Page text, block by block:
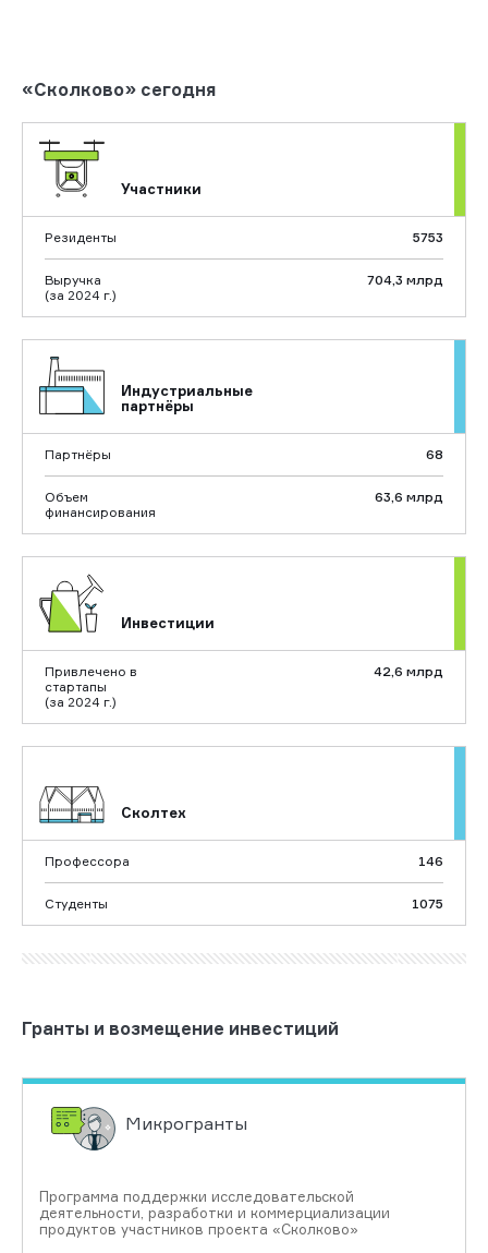
«Сколково» сегодня
Участники
Резиденты 5753
Выручка
(за 2024 г.)
704,3 млрд
Индустриальные
партнёры
Партнёры 68
Объем
финансирования
63,6 млрд
Инвестиции
Привлечено в
стартапы
(за 2024 г.)
42,6 млрд
Сколтех
Профессора 146
Студенты 1075
Гранты и возмещение инвестиций
Микрогранты
Программа поддержки исследовательской
деятельности, разработки и коммерциализации
продуктов участников проекта «Сколково»